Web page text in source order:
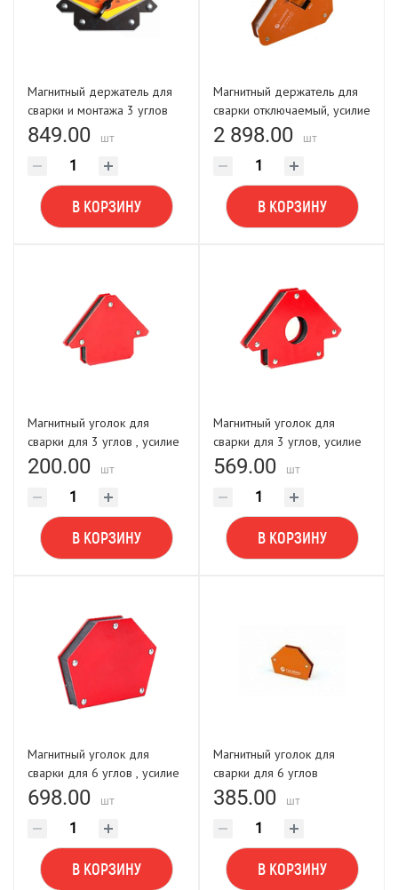
Магнитный держатель для
сварки и монтажа 3 углов
отключаемый, усилие до 25
кг (LASTING TOOLS)
849.00 шт
В КОРЗИНУ
Магнитный держатель для
сварки отключаемый, усилие
до 24 кг
2 898.00 шт
В КОРЗИНУ
Магнитный уголок для
сварки для 3 углов , усилие
до 12 кг (LASTING TOOLS)
200.00 шт
В КОРЗИНУ
Магнитный уголок для
сварки для 3 углов, усилие
до 33 кг (LASTING TOOLS)
569.00 шт
В КОРЗИНУ
Магнитный уголок для
сварки для 6 углов , усилие
до 33 кг (LASTING TOOLS)
698.00 шт
В КОРЗИНУ
Магнитный уголок для
сварки для 6 углов
Forceberg, усилие до 11 кг
385.00 шт
В КОРЗИНУ